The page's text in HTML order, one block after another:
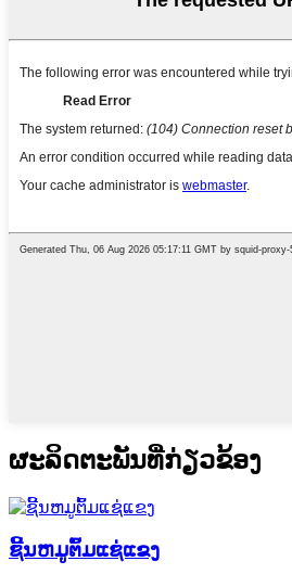
ຜະ​ລິດ​ຕະ​ພັນ​ທີ່​ກ່ຽວ​ຂ້ອງ
ຊີ້ນຫມູຕົ້ມແຊ່ແຂງ